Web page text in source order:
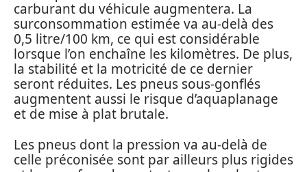
carburant du véhicule augmentera. La
surconsommation estimée va au-delà des
0,5 litre/100 km, ce qui est considérable
lorsque l’on enchaîne les kilomètres. De plus,
la stabilité et la motricité de ce dernier
seront réduites. Les pneus sous-gonflés
augmentent aussi le risque d’aquaplanage
et de mise à plat brutale.
Les pneus dont la pression va au-delà de
celle préconisée sont par ailleurs plus rigides